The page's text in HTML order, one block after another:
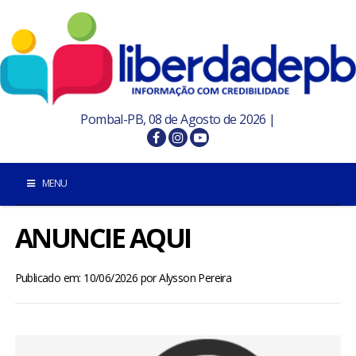
Pombal-PB, 08 de Agosto de 2026 |
MENU
INÍCIO
POMBAL E REGIÃO
ANUNCIE AQUI
Publicado em: 10/06/2026 porAlysson Pereira